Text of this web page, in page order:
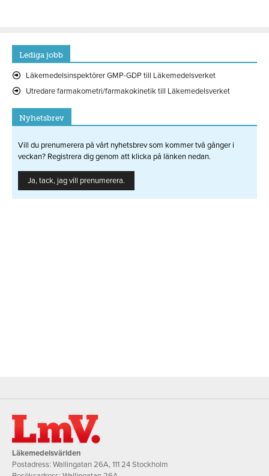
Lediga jobb
Läkemedelsinspektörer GMP-GDP till Läkemedelsverket
Utredare farmakometri/farmakokinetik till Läkemedelsverket
Nyhetsbrev
Vill du prenumerera på vårt nyhetsbrev som kommer två gånger i
veckan? Registrera dig genom att klicka på länken nedan.
Ja, tack, jag vill prenumerera.
Läkemedelsvärlden
Postadress: Wallingatan 26A, 111 24 Stockholm